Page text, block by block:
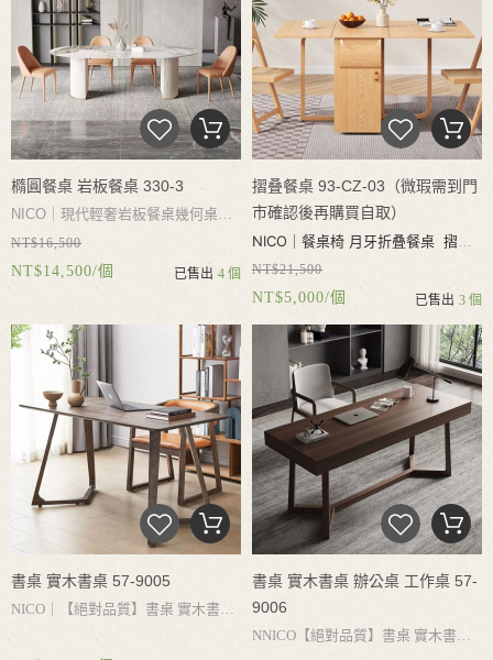
橢圓餐桌 岩板餐桌 330-3
NICO｜現代輕奢岩板餐桌幾何桌腳
進口岩板耐磨耐熱耐刮 不滲透 易
清潔家用餐桌
NT$16,500
NT$14,500/個 已售出 4 個
摺叠餐桌 93-CZ-03（微瑕需到門
市確認後再購買自取）
NICO｜ 餐桌椅 月牙折叠餐桌 摺叠
餐桌椅 實木餐桌 伸縮 吃飯桌椅 實
木白蠟木 可收納4張餐椅 儲物抽屜
可容納6-8人用餐（微瑕需到門市確
認後再購買）
NT$21,500
NT$5,000/個 已售出 3 個
書桌 實木書桌 57-9005
NICO｜ 【絕對品質】書桌 實木書
白蠟木書桌
書桌 實木書桌 辦公桌 工作桌 57-
9006
NNICO 【絕對品質】書桌 實木書